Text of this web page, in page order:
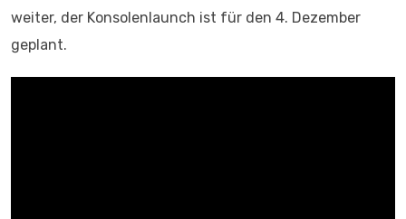
weiter, der Konsolenlaunch ist für den 4. Dezember
geplant.